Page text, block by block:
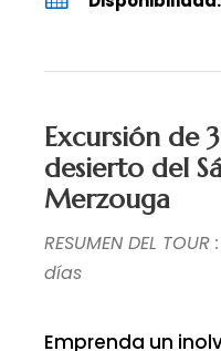
Excursión de
desierto del
Merzouga
RESUMEN DEL
días
Emprenda un